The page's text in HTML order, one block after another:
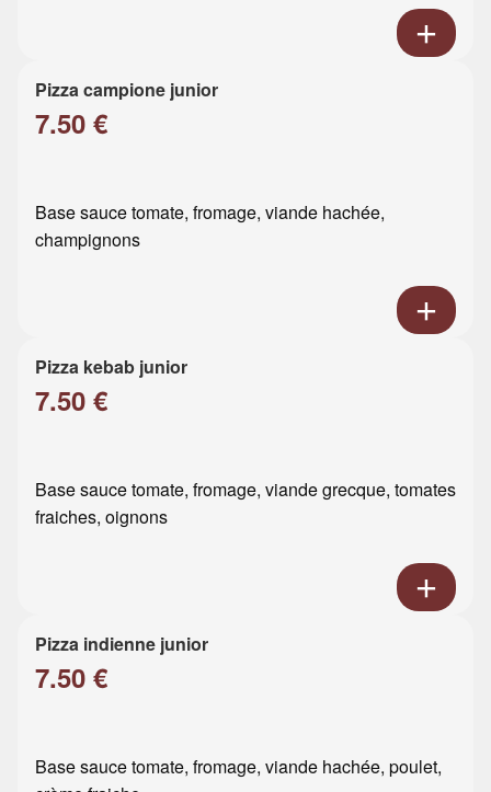
Pizza campione junior
7.50 €
Base sauce tomate, fromage, viande hachée,
champignons
Pizza kebab junior
7.50 €
Base sauce tomate, fromage, viande grecque, tomates
fraiches, oignons
Pizza indienne junior
7.50 €
Base sauce tomate, fromage, viande hachée, poulet,